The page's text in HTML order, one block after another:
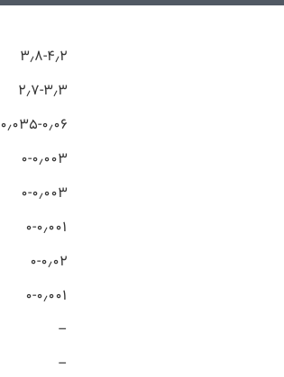
۳٫۸-۴٫۲
۲٫۷-۳٫۳
۰٫۰۳۵-۰٫۰۶
۰-۰٫۰۰۳
۰-۰٫۰۰۳
۰-۰٫۰۰۱
۰-۰٫۰۲
۰-۰٫۰۰۱
–
–